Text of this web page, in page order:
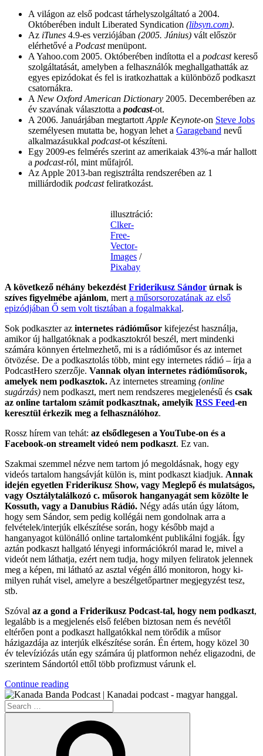
A világon az első podcast tárhelyszolgáltató a 2004.
Októberében indult Liberated Syndication (libsyn.com).
Az iTunes 4.9-es verziójában (2005. Június) vált először
elérhetővé a Podcastmenüpont.
A Yahoo.com 2005. Októberében indította el a podcastkereső
szolgáltatását, amelyben a felhasználók meghallgathatták az
egyes epizódokat és fel is iratkozhattak a különböző podkaszt
csatornákra.
A New Oxford American Dictionary 2005. Decemberében az
év szavának választotta a podcast-ot.
A 2006. Januárjában megtartott Apple Keynote-on Steve Jobs
személyesen mutatta be, hogyan lehet a Garageband nevű
alkalmazásukkal podcast-ot készíteni.
Egy 2009-es felmérés szerint az amerikaiak 43%-a már hallott
a podcast-ról, mint műfajról.
Az Apple 2013-ban regisztrálta rendszerében az 1
milliárdodik podcastfeliratkozást.
illusztráció:
Clker-
Free-
Vector-
Images /
Pixabay
A következő néhány bekezdést Friderikusz Sándor úrnak is
szíves figyelmébe ajánlom, mert a műsorsorozatának az első
epizódjában Ő sem volt tisztában a fogalmakkal.
Sok podkaszter az internetes rádióműsor kifejezést használja,
amikor új hallgatóknak a podkasztokról beszél, mert mindenki
számára könnyen értelmezhető, mi is a rádióműsor és az internet
ötvözése. De a podkasztolás több, mint egy internetes rádió – írja a
PodcastHero szerzője. Vannak olyan internetes rádióműsorok,
amelyek nem podkasztok. Az internetes streaming (online
sugárzás) nem podkaszt, mert nem rendszeres megjelenésű és csak
az online tartalom számít podkasztnak, amelyik RSS Feed-en
keresztül érkezik meg a felhasználóhoz.
Rossz hírem van tehát: az elsődlegesen a YouTube-on és a
Facebook-on streamelt videó nem podkaszt. Ez van.
Szakmai szemmel nézve nem tartom jó megoldásnak, hogy egy
videós tartalom hangsávját külön is, mint podkaszt kiadjuk. Annak
idején egyetlen Friderikusz Show, vagy Meglepő és mulatságos,
vagy Osztálytalálkozó c. műsorok hanganyagát sem közölte le
Kossuth, vagy a Danubius Rádió. Négy adás után úgy látom,
hogy sem Sándor, sem pedig kollégái nem gondolnak arra a
felvételek/interjúk elkészítése során, hogy később majd a
hanganyagot különálló online tartalomként publikálni fogják. Így
aztán podkaszt hallgató lényegi információkról marad le, mivel a
videót nem láthatja, ezért nem tudja, hogy milyen feliratok jelennek
meg a képen, mi látható az asztal végén álló monitoron, hogy ki-
milyen ruhát visel, amelyre a beszélgetőpartner megjegyzést tesz,
stb.
Szóval az a gond a Friderikusz Podcast-tal, hogy nem podkaszt,
legalább is a megjelenés első felében biztosan nem és nevétől
eltérően pont a podkaszt hallgatókkal nem törődik a műsor
házigazdája az interjúk elkészítése során. Én értem, hogy közel 30
év televíziózás után egy számára új platformon nehéz eligazodni, de
szerintem Sándortól ettől több profizmust várunk el.
Continue reading“A
Magyar
Search
for: